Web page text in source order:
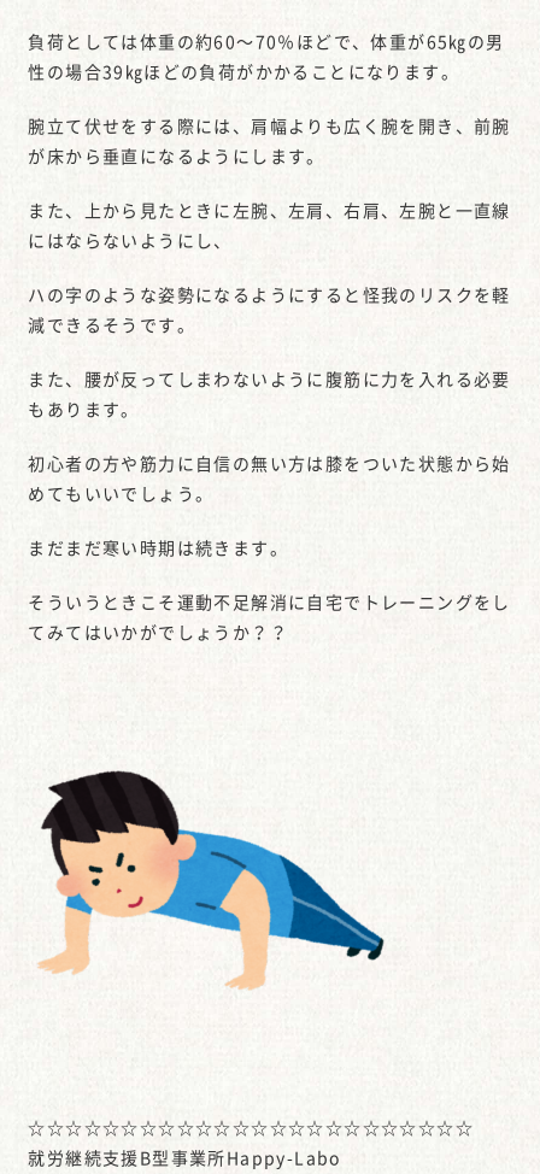
負荷としては体重の約60～70％ほどで、体重が65㎏の男
性の場合39㎏ほどの負荷がかかることになります。
腕立て伏せをする際には、肩幅よりも広く腕を開き、前腕
が床から垂直になるようにします。
また、上から見たときに左腕、左肩、右肩、左腕と一直線
にはならないようにし、
ハの字のような姿勢になるようにすると怪我のリスクを軽
減できるそうです。
また、腰が反ってしまわないように腹筋に力を入れる必要
もあります。
初心者の方や筋力に自信の無い方は膝をついた状態から始
めてもいいでしょう。
まだまだ寒い時期は続きます。
そういうときこそ運動不足解消に自宅でトレーニングをし
てみてはいかがでしょうか？？
☆☆☆☆☆☆☆☆☆☆☆☆☆☆☆☆☆☆☆☆☆☆☆☆
就労継続支援B型事業所Happy-Labo